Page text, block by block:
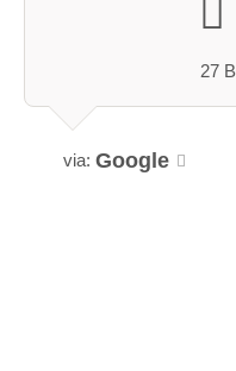
27
via: Google